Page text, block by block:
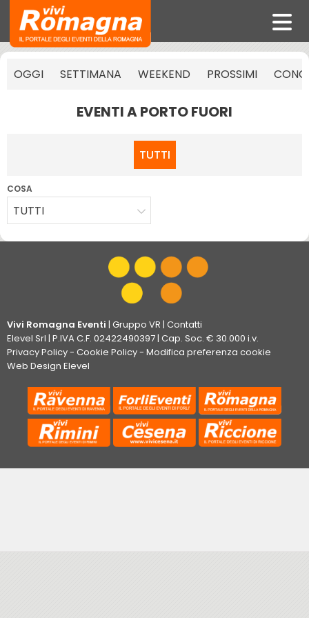
OGGI SETTIMANA WEEKEND PROSSIMI
EVENTI A PORTO FUORI
TUTTI
COSA
TUTTI
Vivi Romagna Eventi | Gruppo VR | Contatti
Elevel Srl | P.IVA C.F. 02422490397 | Cap. Soc. € 30.000 i.v.
Privacy Policy- Cookie Policy- Modifica preferenza cookie
Web Design Elevel